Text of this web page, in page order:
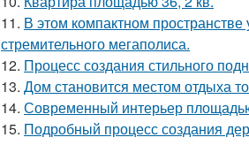
11. В этом компактном
стремительного мегаполиса.
12. Процесс создания стильного
13. Дом становится местом отдыха
14. Современный интерьер
15. Подробный процесс создания